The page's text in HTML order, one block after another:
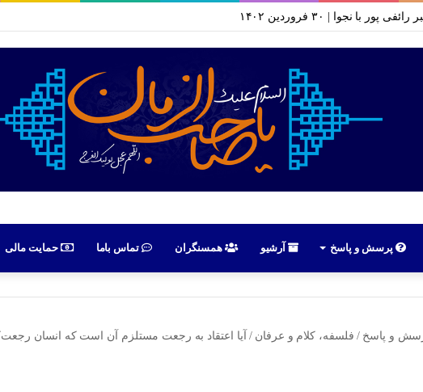
۱ تا ۱۰ | محرم ۱۴۰۱
پرسش و پاسخ آرشیو همسنگران تماس باما حمایت مالی
و پاسخ / فلسفه، کلام و عرفان / آیا اعتقاد به رجعت مستلزم آن است که انسان